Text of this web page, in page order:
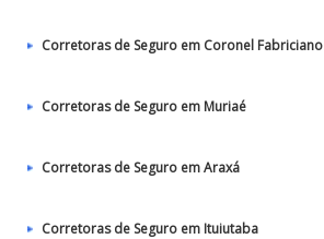
Corretoras de Seguro em Coronel Fabriciano
Corretoras de Seguro em Muriaé
Corretoras de Seguro em Araxá
Corretoras de Seguro em Ituiutaba